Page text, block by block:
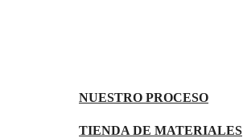
NUESTRO PROCESO
TIENDA DE MATERIALES